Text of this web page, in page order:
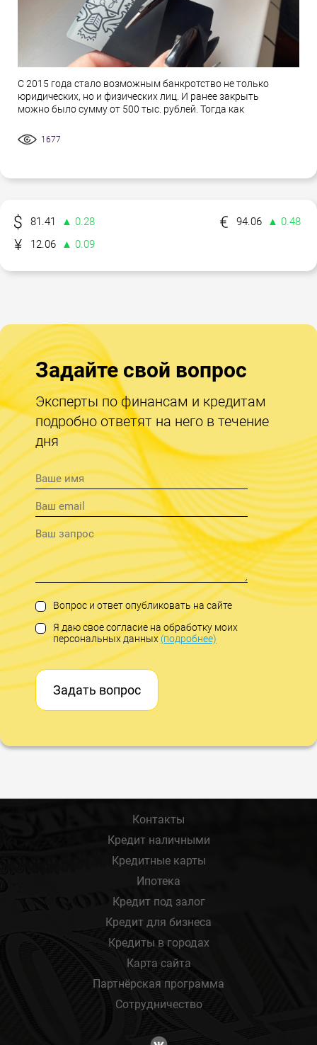
С 2015 года стало возможным банкротство не только
юридических, но и физических лиц. И ранее закрыть
можно было сумму от 500 тыс. рублей. Тогда как
1677
81.41 ▲ 0.28 94.06
▲ 0.48
12.06
▲ 0.09
Задайте свой вопрос
Эксперты по финансам и кредитам
подробно ответят на него в течение
дня
Вопрос и ответ опубликовать на сайте
Я даю свое согласие на обработку моих
персональных данных(подробнее)
Задать вопрос
Контакты
Кредит наличными
Кредитные карты
Ипотека
Кредит под залог
Кредит для бизнеса
Кредиты в городах
Карта сайта
Партнёрская программа
Сотрудничество